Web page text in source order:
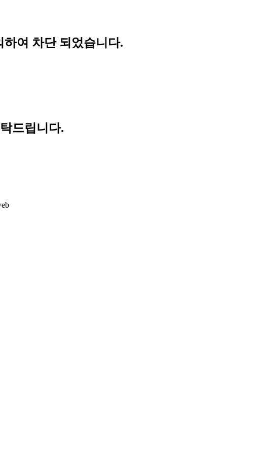
여 차단 되었습니다.
드립니다.